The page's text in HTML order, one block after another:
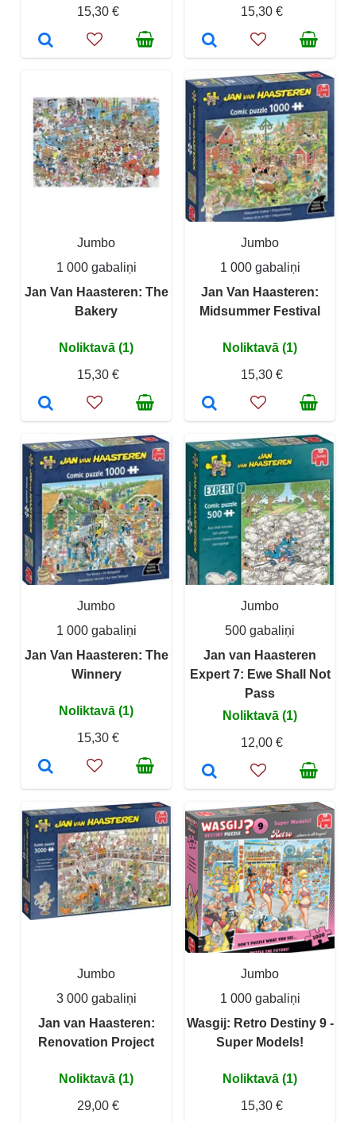
15,30 € 15,30 €
Jumbo
1 000 gabaliņi
Jan Van Haasteren: The
Bakery
Noliktavā (1)
15,30 €
Jumbo
1 000 gabaliņi
Jan Van Haasteren:
Midsummer Festival
Noliktavā (1)
15,30 €
Jumbo
1 000 gabaliņi
Jan Van Haasteren: The
Winnery
Noliktavā (1)
15,30 €
Jumbo
500 gabaliņi
Jan van Haasteren
Expert 7: Ewe Shall Not
Pass
Noliktavā (1)
12,00 €
Jumbo
3 000 gabaliņi
Jan van Haasteren:
Renovation Project
Noliktavā (1)
29,00 €
Jumbo
1 000 gabaliņi
Wasgij: Retro Destiny 9 -
Super Models!
Noliktavā (1)
15,30 €